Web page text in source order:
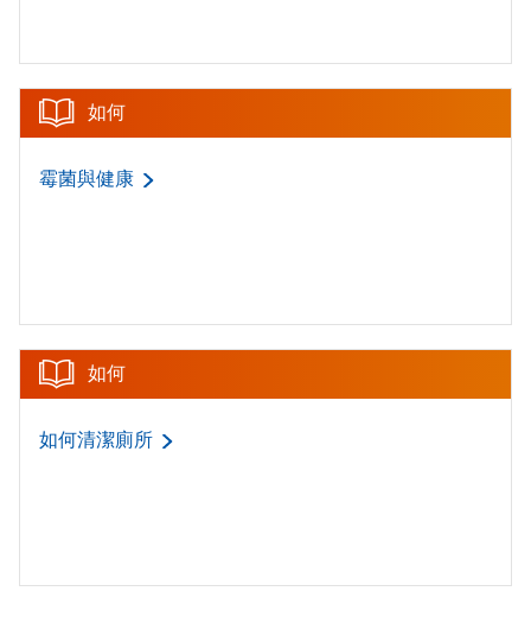
如何
霉菌與健康
如何
如何清潔廁所